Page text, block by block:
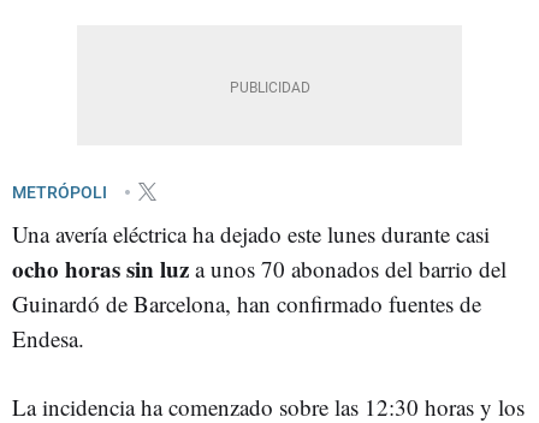
METRÓPOLI
Una avería eléctrica ha dejado este lunes durante casi
ocho horas sin luz a unos 70 abonados del barrio del
Guinardó de Barcelona, han confirmado fuentes de
Endesa.
La incidencia ha comenzado sobre las 12:30 horas y los